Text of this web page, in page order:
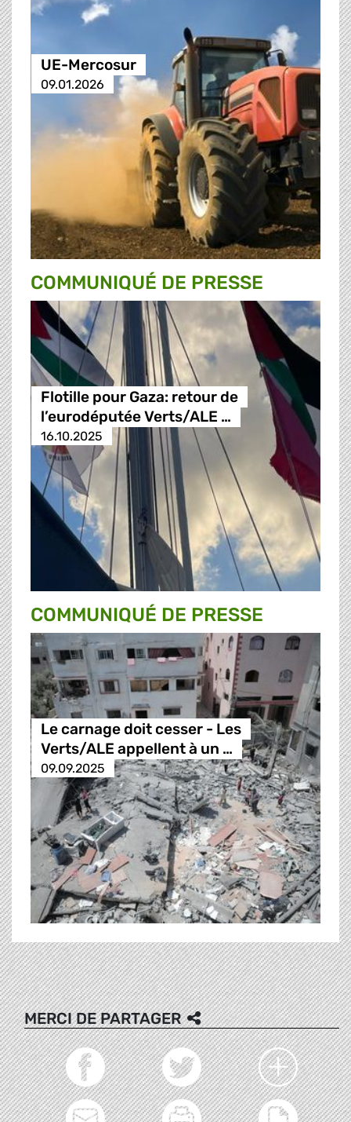
UE-Mercosur
09.01.2026
COMMUNIQUÉ DE PRESSE
Flotille pour Gaza: retour de
l’eurodéputée Verts/ALE …
16.10.2025
COMMUNIQUÉ DE PRESSE
Le carnage doit cesser - Les
Verts/ALE appellent à un …
09.09.2025
MERCI DE PARTAGER